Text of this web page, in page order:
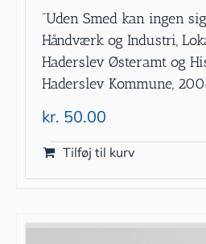
”Uden Smed kan ingen
Håndværk og Industri,
Haderslev Østeramt og
Haderslev Kommune,
kr. 50.00
Tilføj til kurv